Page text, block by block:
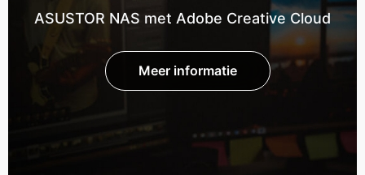
ASUSTOR NAS met Adobe Creative Cloud
Meer informatie